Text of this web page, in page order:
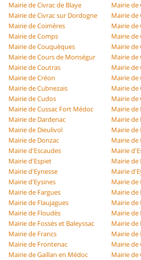
Mairie de Civrac de Blaye
Mairie de
Mairie de Civrac sur Dordogne
Mairie de
Mairie de Coimères
Mairie de
Mairie de Comps
Mairie de
Mairie de Couquèques
Mairie de
Mairie de Cours de Monségur
Mairie de
Mairie de Coutras
Mairie de
Mairie de Créon
Mairie de
Mairie de Cubnezais
Mairie de
Mairie de Cudos
Mairie de
Mairie de Cussac Fort Médoc
Mairie de
Mairie de Dardenac
Mairie de
Mairie de Dieulivol
Mairie de
Mairie de Donzac
Mairie de
Mairie d'Escaudes
Mairie
Mairie d'Espiet
Mairie de
Mairie d'Eynesse
Mairie
Mairie d'Eysines
Mairie de
Mairie de Fargues
Mairie de
Mairie de Flaujagues
Mairie de
Mairie de Floudès
Mairie de
Mairie de Fossès et Baleyssac
Mairie de
Mairie de Francs
Mairie de
Mairie de Frontenac
Mairie de
Mairie de Gaillan en Médoc
Mairie de